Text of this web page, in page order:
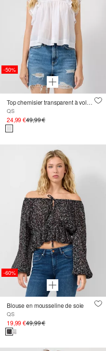
-50%
Top chemisier transparent à volants
QS
24,99 €49,99 €
-60%
Blouse en mousseline de soie
QS
19,99 €49,99 €